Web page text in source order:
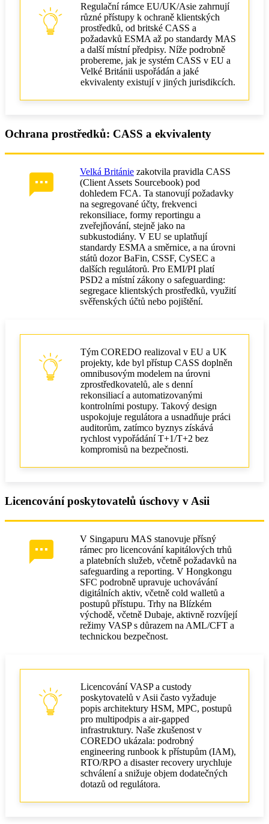
Regulační rámce EU/UK/Asie zahrnují
různé přístupy k ochraně klientských
prostředků, od britské CASS a
požadavků ESMA až po standardy MAS
a další místní předpisy. Níže podrobně
probereme, jak je systém CASS v EU a
Velké Británii uspořádán a jaké
ekvivalenty existují v jiných jurisdikcích.
Ochrana prostředků: CASS a ekvivalenty
Velká Británie zakotvila pravidla CASS
(Client Assets Sourcebook) pod
dohledem FCA. Ta stanovují požadavky
na segregované účty, frekvenci
rekonsiliace, formy reportingu a
zveřejňování, stejně jako na
subkustodiány. V EU se uplatňují
standardy ESMA a směrnice, a na úrovni
států dozor BaFin, CSSF, CySEC a
dalších regulátorů. Pro EMI/PI platí
PSD2 a místní zákony o safeguarding:
segregace klientských prostředků, využití
svěřenských účtů nebo pojištění.
Tým COREDO realizoval v EU a UK
projekty, kde byl přístup CASS doplněn
omnibusovým modelem na úrovni
zprostředkovatelů, ale s denní
rekonsiliací a automatizovanými
kontrolními postupy. Takový design
uspokojuje regulátora a usnadňuje práci
auditorům, zatímco byznys získává
rychlost vypořádání T+1/T+2 bez
kompromisů na bezpečnosti.
Licencování poskytovatelů úschovy v Asii
V Singapuru MAS stanovuje přísný
rámec pro licencování kapitálových trhů
a platebních služeb, včetně požadavků na
safeguarding a reporting. V Hongkongu
SFC podrobně upravuje uchovávání
digitálních aktiv, včetně cold walletů a
postupů přístupu. Trhy na Blízkém
východě, včetně Dubaje, aktivně rozvíjejí
režimy VASP s důrazem na AML/CFT a
technickou bezpečnost.
Licencování VASP a custody
poskytovatelů v Asii často vyžaduje
popis architektury HSM, MPC, postupů
pro multipodpis a air‑gapped
infrastruktury. Naše zkušenost v
COREDO ukázala: podrobný
engineering runbook k přístupům (IAM),
RTO/RPO a disaster recovery urychluje
schválení a snižuje objem dodatečných
dotazů od regulátora.